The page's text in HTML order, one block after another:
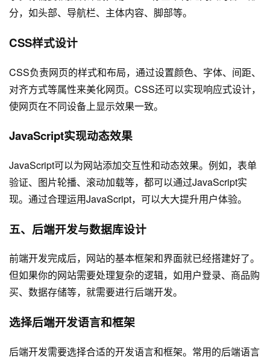
分，如头部、导航栏、主体内容、脚部等。
CSS样式设计
CSS负责网页的样式和布局，通过设置颜色、字体、间距、
对齐方式等属性来美化网页。CSS还可以实现响应式设计，
使网页在不同设备上显示效果一致。
JavaScript实现动态效果
JavaScript可以为网站添加交互性和动态效果。例如，表单
验证、图片轮播、滚动加载等，都可以通过JavaScript实
现。通过合理运用JavaScript，可以大大提升用户体验。
五、后端开发与数据库设计
前端开发完成后，网站的基本框架和界面就已经搭建好了。
但如果你的网站需要处理复杂的逻辑，如用户登录、商品购
买、数据存储等，就需要进行后端开发。
选择后端开发语言和框架
后端开发需要选择合适的开发语言和框架。常用的后端语言